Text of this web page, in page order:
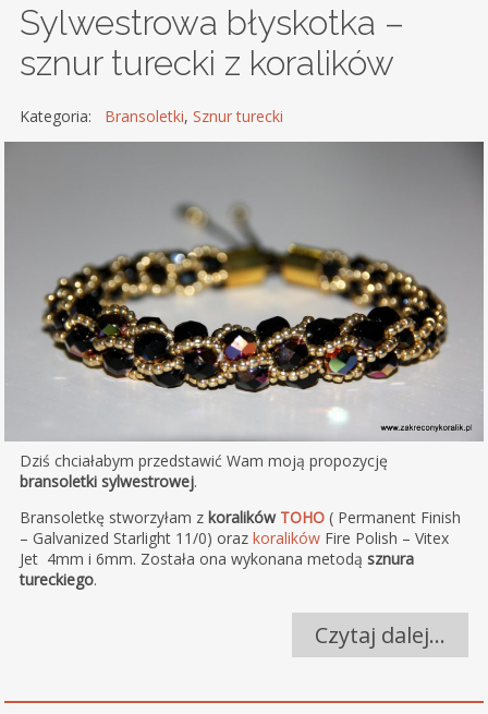
Sylwestrowa błyskotka –
sznur turecki z koralików
Kategoria: Bransoletki, Sznur turecki
Dziś chciałabym przedstawić Wam moją propozycję
bransoletki sylwestrowej.
Bransoletkę stworzyłam z koralików TOHO( Permanent Finish
– Galvanized Starlight 11/0) oraz koralikówFire Polish – Vitex
Jet 4mm i 6mm. Została ona wykonana metodą sznura
tureckiego.
Czytaj dalej…